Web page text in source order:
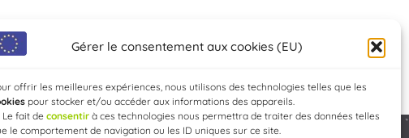
Gérer le consentement aux cookies (EU)
offrir les meilleures expériences, nous utilisons des technologies telles que les
pour stocker et/ou accéder aux informations des appareils.
Le fait de consentir à ces technologies nous permettra de traiter des données telles
le comportement de navigation ou les ID uniques sur ce site.